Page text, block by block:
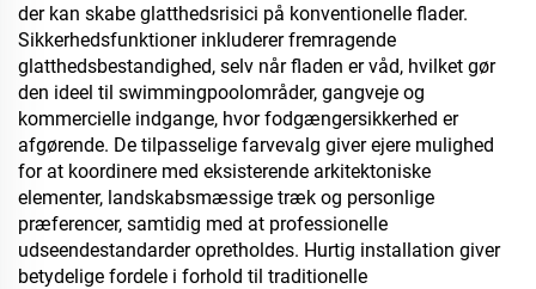
der kan skabe glatthedsrisici på konventionelle flader.
Sikkerhedsfunktioner inkluderer fremragende
glatthedsbestandighed, selv når fladen er våd, hvilket gør
den ideel til swimmingpoolområder, gangveje og
kommercielle indgange, hvor fodgængersikkerhed er
afgørende. De tilpasselige farvevalg giver ejere mulighed
for at koordinere med eksisterende arkitektoniske
elementer, landskabsmæssige træk og personlige
præferencer, samtidig med at professionelle
udseendestandarder opretholdes. Hurtig installation giver
betydelige fordele i forhold til traditionelle